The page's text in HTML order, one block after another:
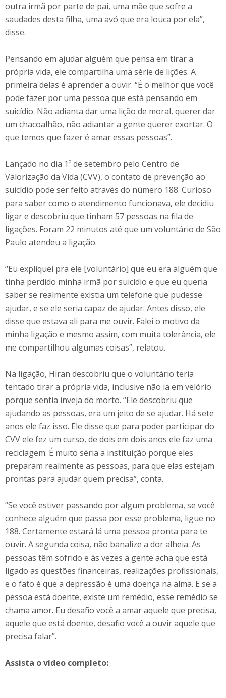
outra irmã por parte de pai, uma mãe que sofre a
saudades desta filha, uma avó que era louca por ela”,
disse.
Pensando em ajudar alguém que pensa em tirar a
própria vida, ele compartilha uma série de lições. A
primeira delas é aprender a ouvir. “É o melhor que você
pode fazer por uma pessoa que está pensando em
suicídio. Não adianta dar uma lição de moral, querer dar
um chacoalhão, não adiantar a gente querer exortar. O
que temos que fazer é amar essas pessoas”.
Lançado no dia 1º de setembro pelo Centro de
Valorização da Vida (CVV), o contato de prevenção ao
suicídio pode ser feito através do número 188. Curioso
para saber como o atendimento funcionava, ele decidiu
ligar e descobriu que tinham 57 pessoas na fila de
ligações. Foram 22 minutos até que um voluntário de São
Paulo atendeu a ligação.
“Eu expliquei pra ele [voluntário] que eu era alguém que
tinha perdido minha irmã por suicídio e que eu queria
saber se realmente existia um telefone que pudesse
ajudar, e se ele seria capaz de ajudar. Antes disso, ele
disse que estava ali para me ouvir. Falei o motivo da
minha ligação e mesmo assim, com muita tolerância, ele
me compartilhou algumas coisas”, relatou.
Na ligação, Hiran descobriu que o voluntário teria
tentado tirar a própria vida, inclusive não ia em velório
porque sentia inveja do morto. “Ele descobriu que
ajudando as pessoas, era um jeito de se ajudar. Há sete
anos ele faz isso. Ele disse que para poder participar do
CVV ele fez um curso, de dois em dois anos ele faz uma
reciclagem. É muito séria a instituição porque eles
preparam realmente as pessoas, para que elas estejam
prontas para ajudar quem precisa”, conta.
“Se você estiver passando por algum problema, se você
conhece alguém que passa por esse problema, ligue no
188. Certamente estará lá uma pessoa pronta para te
ouvir. A segunda coisa, não banalize a dor alheia. As
pessoas têm sofrido e às vezes a gente acha que está
ligado as questões financeiras, realizações profissionais,
e o fato é que a depressão é uma doença na alma. E se a
pessoa está doente, existe um remédio, esse remédio se
chama amor. Eu desafio você a amar aquele que precisa,
aquele que está doente, desafio você a ouvir aquele que
precisa falar”.
Assista o vídeo completo: